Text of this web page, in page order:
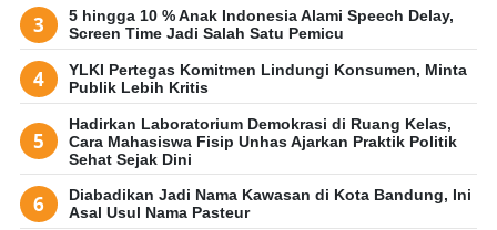
5 hingga 10 % Anak Indonesia Alami Speech Delay,
Screen Time Jadi Salah Satu Pemicu
YLKI Pertegas Komitmen Lindungi Konsumen, Minta
Publik Lebih Kritis
Hadirkan Laboratorium Demokrasi di Ruang Kelas,
Cara Mahasiswa Fisip Unhas Ajarkan Praktik Politik
Sehat Sejak Dini
Diabadikan Jadi Nama Kawasan di Kota Bandung, Ini
Asal Usul Nama Pasteur